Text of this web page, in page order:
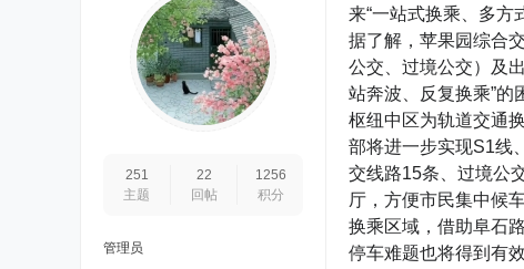
251
主题
22
回帖
1256
积分
管理员
来“一站式换乘、多方
据了解，苹果园综合
公交、过境公交）及
站奔波、反复换乘”的
枢纽中区为轨道交通
部将进一步实现S1线
交线路15条、过境公
厅，方便市民集中候
换乘区域，借助阜石
停车难题也将得到有